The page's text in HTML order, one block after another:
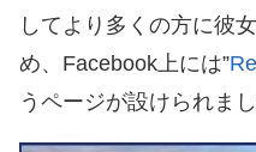
してより多くの方に彼
め、Facebook上には”
うページが設けられまし